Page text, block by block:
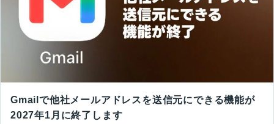
Gmailで他社メールアドレスを送信元にできる機能が
2027年1月に終了します